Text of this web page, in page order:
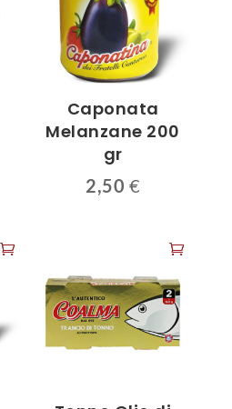
Caponata
Melanzane 200
gr
2,50 €